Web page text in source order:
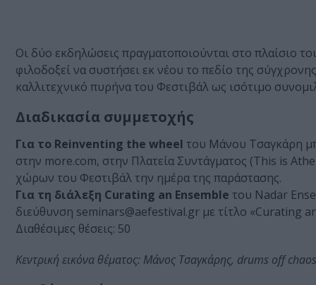
Οι δύο εκδηλώσεις πραγματοποιούνται στο πλαίσιο
φιλοδοξεί να συστήσει εκ νέου το πεδίο της
καλλιτεχνικό πυρήνα του Φεστιβάλ ως ισότιμο
Διαδικασία συμμετοχής
Για το Reinventing the wheel του Μάνου Τσαγκάρη
στην more.com, στην Πλατεία Συντάγματος (This is
χώρων του Φεστιβάλ την ημέρα της παράστασης.
Για τη διάλεξη Curating an Ensemble του Nadar
διεύθυνση seminars@aefestival.gr με τίτλο «Curating
Διαθέσιμες θέσεις: 50
Κεντρική εικόνα θέματος: Μάνος Τσαγκάρης, drums off